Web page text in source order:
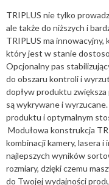
TRIPLUS nie tylko
ale także do niższych i
TRIPLUS ma
który jest w stanie
Opcjonalny pas
do obszaru kontroli i
dopływ produktu
są wykrywane i
produktu i optymalnym
Modułowa konstrukcja
kombinacji kamery, lasera
najlepszych wyników
rozmiary, dzięki czemu
do Twojej wydajności